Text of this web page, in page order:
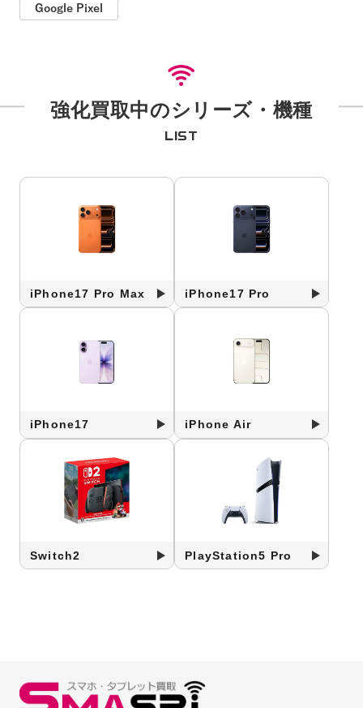
Google Pixel
強化買取中のシリーズ・機種
LIST
iPhone17 Pro Max iPhone17 Pro
iPhone17 iPhone Air
Switch2 PlayStation5 Pro